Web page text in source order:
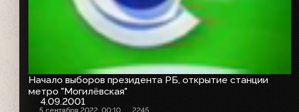
Начало выборов президента РБ, открытие станции
метро "Могилёвская"
4.09.2001